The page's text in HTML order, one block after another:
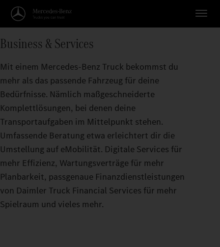
Business & Services
Mit einem Mercedes-Benz Truck bekommst du
mehr als das passende Fahrzeug für deine
Bedürfnisse. Nämlich maßgeschneiderte
Komplettlösungen, bei denen deine
Transportaufgaben im Mittelpunkt stehen.
Umfassende Beratung etwa erleichtert dir die
Umstellung auf eMobilität. Digitale Services für
mehr Effizienz, Wartungsverträge für mehr
Planbarkeit, passgenaue Finanzdienstleistungen
von Daimler Truck Financial Services für mehr
Spielraum und vieles mehr.